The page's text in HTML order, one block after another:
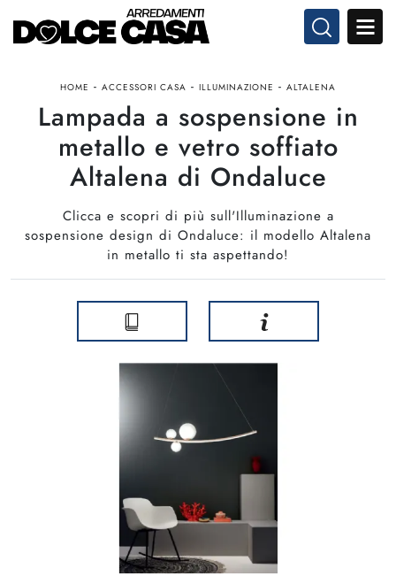
HOME - ACCESSORI CASA - ILLUMINAZIONE - ALTALENA
Lampada a sospensione in
metallo e vetro soffiato
Altalena di Ondaluce
Clicca e scopri di più sull'Illuminazione a
sospensione design di Ondaluce: il modello Altalena
in metallo ti sta aspettando!